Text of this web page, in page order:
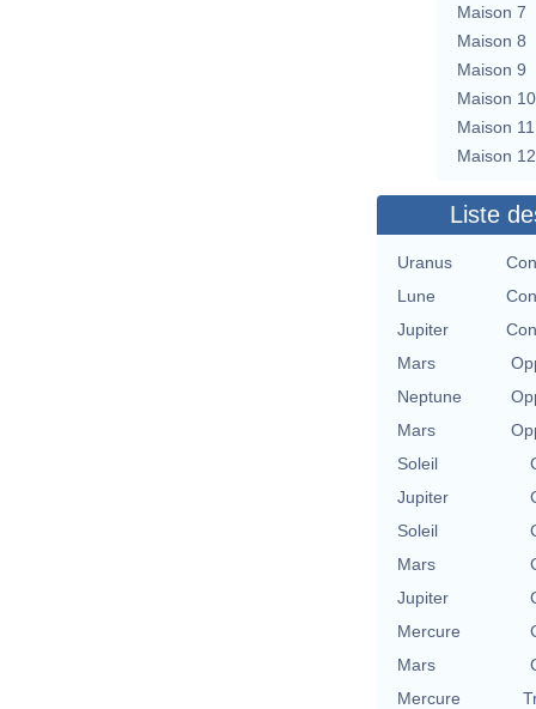
Maison 7
Maison 8
Maison 9
Maison 10
Maison 11
Maison 12
Liste
Uranus
Lune
Jupiter
Mars
Neptune
Mars
Soleil
Jupiter
Soleil
Mars
Jupiter
Mercure
Mars
Mercure